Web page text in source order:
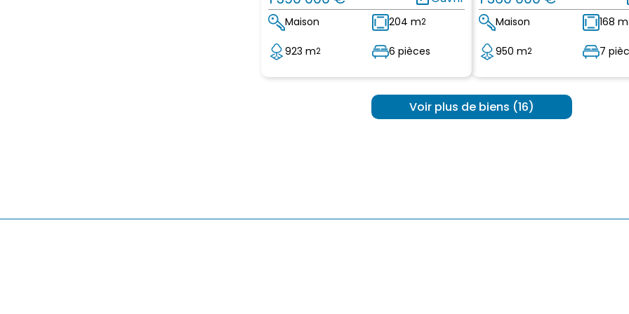
Maison 204 m2
923 m2 6 pièces
Maison 168 m
950 m2 7
Voir plus de biens (16)